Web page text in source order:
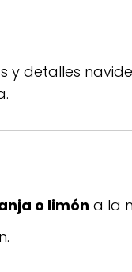
detalles
o limón a la